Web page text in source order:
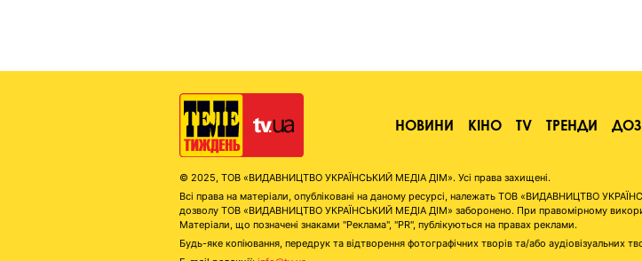
НОВИНИ КІНО TV ТРЕНДИ
© 2025, ТОВ «ВИДАВНИЦТВО УКРАЇНСЬКИЙ МЕДІА ДІМ». Усі права захищені.
Всі права на матеріали, опубліковані на даному ресурсі, належать ТОВ «ВИДАВНИЦТВО
дозволу ТОВ «ВИДАВНИЦТВО УКРАЇНСЬКИЙ МЕДІА ДІМ» заборонено. При правомірному
Матеріали, що позначені знаками "Реклама", "PR", публікуються на правах реклами.
Будь-яке копіювання, передрук та відтворення фотографічних творів та/або аудіовізуальних